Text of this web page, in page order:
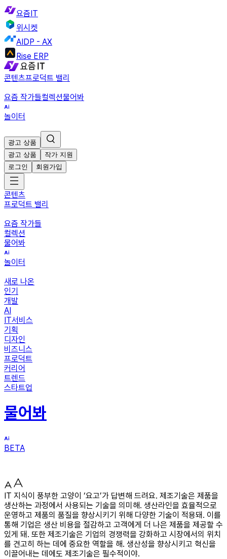
요즘IT
위시켓
AIDP - AX
Rise ERP
콘텐츠프로덕트 밸리
요즘 작가들컬렉션물어봐
놀이터
광고 상품
광고 상품
작가 지원
로그인
회원가입
콘텐츠
프로덕트 밸리
요즘 작가들
컬렉션
물어봐
놀이터
새로 나온
인기
개발
AI
IT서비스
기획
디자인
비즈니스
프로덕트
커리어
트렌드
스타트업
물어봐
BETA
IT 지식이 풍부한 고양이 ‘요고’가 답변해 드려요. 제조기술은 제품을
생산하는 과정에서 사용되는 기술을 의미해. 생산라인을 효율적으로
운영하고 제품의 품질을 향상시키기 위해 다양한 기술이 적용돼. 이를
통해 기업은 생산 비용을 절감하고 고객에게 더 나은 제품을 제공할 수
있게 돼. 또한 제조기술은 기업의 경쟁력을 강화하고 시장에서의 위치
를 견고히 하는 데에 중요한 역할을 해. 생산성을 향상시키고 혁신을
이끌어내는 데에도 제조기술은 필수적이야.